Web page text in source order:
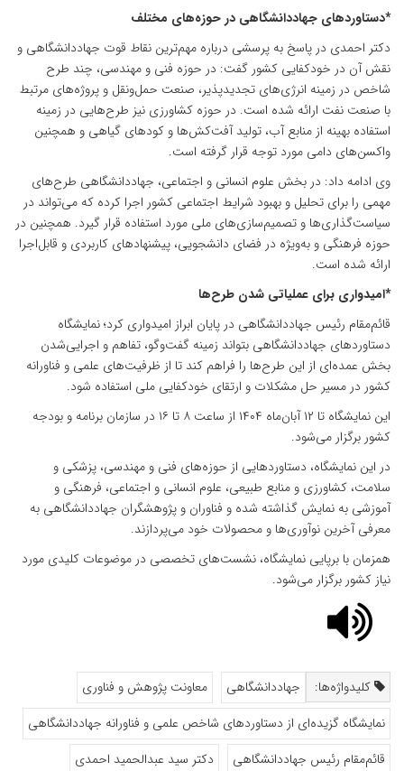
*دستاوردهای جهاددانشگاهی در حوزه‌های مختلف
دکتر احمدی در پاسخ به پرسشی درباره مهم‌ترین نقاط قوت جهاددانشگاهی و
نقش آن در خودکفایی کشور گفت: در حوزه فنی و مهندسی، چند طرح
شاخص در زمینه انرژی‌های تجدیدپذیر، صنعت حمل‌ونقل و پروژه‌های مرتبط
با صنعت نفت ارائه شده است. در حوزه کشاورزی نیز طرح‌هایی در زمینه
استفاده بهینه از منابع آب، تولید آفت‌کش‌ها و کودهای گیاهی و همچنین
واکسن‌های دامی مورد توجه قرار گرفته است.
وی ادامه داد: در بخش علوم انسانی و اجتماعی، جهاددانشگاهی طرح‌های
مهمی را برای تحلیل و بهبود شرایط اجتماعی کشور اجرا کرده که می‌تواند در
سیاست‌گذاری‌ها و تصمیم‌سازی‌های ملی مورد استفاده قرار گیرد. همچنین در
حوزه فرهنگی و به‌ویژه در فضای دانشجویی، پیشنهادهای کاربردی و قابل‌اجرا
ارائه شده است.
*امیدواری برای عملیاتی شدن طرح‌ها
قائم‌مقام رئیس جهاددانشگاهی در پایان ابراز امیدواری کرد؛ نمایشگاه
دستاوردهای جهاددانشگاهی بتواند زمینه گفت‌وگو، تفاهم و اجرایی‌شدن
بخش عمده‌ای از این طرح‌ها را فراهم کند تا از ظرفیت‌های علمی و فناورانه
کشور در مسیر حل مشکلات و ارتقای خودکفایی ملی استفاده شود.
این نمایشگاه تا ۱۲ آبان‌ماه ۱۴۰۴ از ساعت ۸ تا ۱۶ در سازمان برنامه و بودجه
کشور برگزار می‌شود.
در این نمایشگاه، دستاوردهایی از حوزه‌های فنی و مهندسی، پزشکی و
سلامت، کشاورزی و منابع طبیعی، علوم انسانی و اجتماعی، فرهنگی و
آموزشی به نمایش گذاشته شده و فناوران و پژوهشگران جهاددانشگاهی به
معرفی آخرین نوآوری‌ها و محصولات خود می‌پردازند.
همزمان با برپایی نمایشگاه، نشست‌های تخصصی در موضوعات کلیدی مورد
نیاز کشور برگزار می‌شود.
کلیدواژه‌ها: جهاددانشگاهی
معاونت پژوهش و فناوری
نمایشگاه گزیده‌ای از دستاوردهای شاخص علمی و فناورانه جهاددانشگاهی
قائم‌مقام رئیس جهاددانشگاهی
دکتر سید عبدالحمید احمدی